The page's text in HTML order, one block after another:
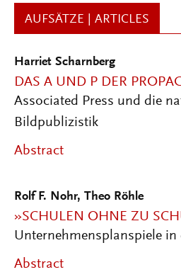
AUFSÄTZE | ARTICLES
Harriet Scharnberg
DAS A UND P DER
Associated Press und die
Bildpublizistik
Abstract
Rolf F. Nohr, Theo Röhle
»SCHULEN OHNE ZU
Unternehmensplanspiele in
Abstract